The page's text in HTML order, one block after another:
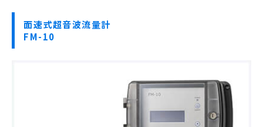
面速式超音波流量計
FM-10